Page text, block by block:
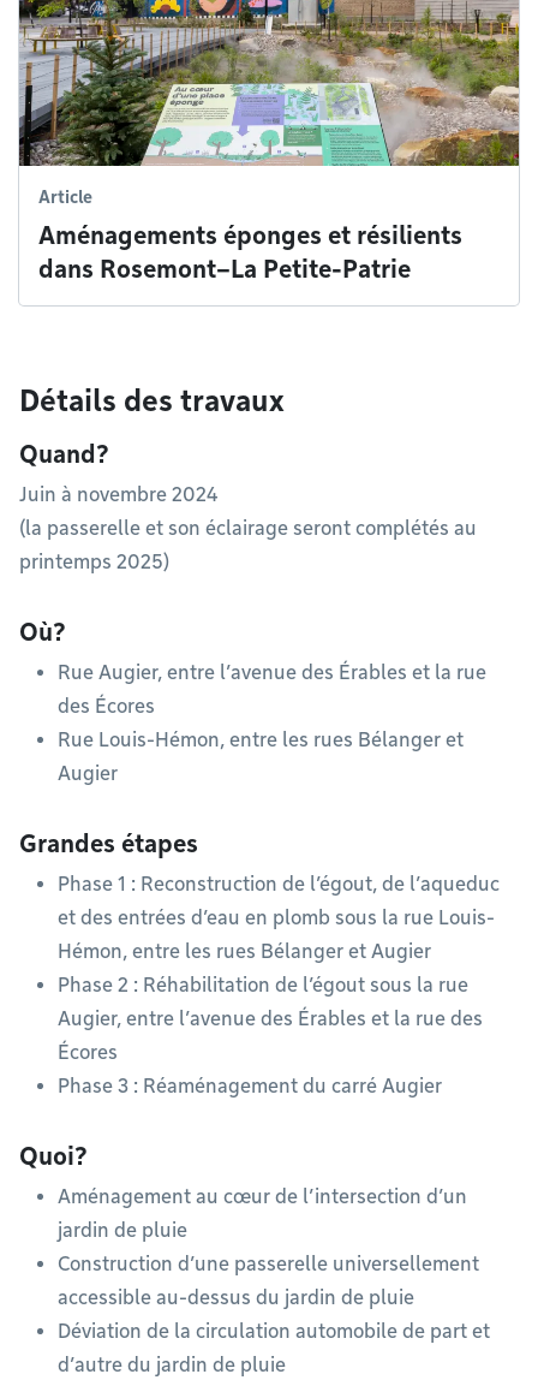
Article
Aménagements éponges et résilients
dans Rosemont–La Petite-Patrie
Détails des travaux
Quand?
Juin à novembre 2024
(la passerelle et son éclairage seront complétés au
printemps 2025)
Où?
Rue Augier, entre l’avenue des Érables et la rue
des Écores
Rue Louis-Hémon, entre les rues Bélanger et
Augier
Grandes étapes
Phase 1 : Reconstruction de l’égout, de l’aqueduc
et des entrées d’eau en plomb sous la rue Louis-
Hémon, entre les rues Bélanger et Augier
Phase 2 : Réhabilitation de l’égout sous la rue
Augier, entre l’avenue des Érables et la rue des
Écores
Phase 3 : Réaménagement du carré Augier
Quoi?
Aménagement au cœur de l’intersection d’un
jardin de pluie
Construction d’une passerelle universellement
accessible au-dessus du jardin de pluie
Déviation de la circulation automobile de part et
d’autre du jardin de pluie